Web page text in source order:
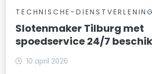
TECHNISCHE-DIENSTVERLENING
Slotenmaker Tilburg met
spoedservice 24/7
10 april 2026